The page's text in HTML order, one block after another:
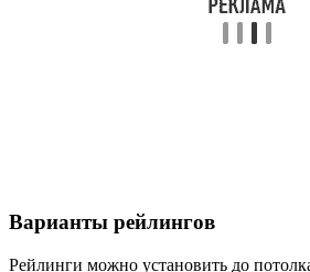
Варианты рейлингов
Рейлинги можно установить до